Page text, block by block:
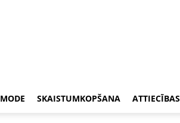
MODE SKAISTUMKOPŠANA ATTIECĪBAS